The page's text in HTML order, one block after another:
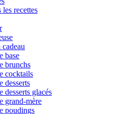
recettes
base
brunchs
cocktails
desserts
desserts glacés
grand-mère
poudings